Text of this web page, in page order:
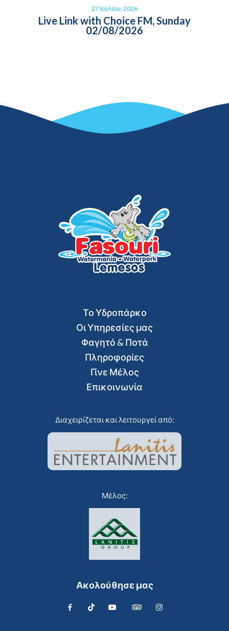
27 Ιουλίου, 2026
Live Link with Choice FM, Sunday
02/08/2026
Το Υδροπάρκο
Οι Υπηρεσίες μας
Φαγητό & Ποτά
Πληροφορίες
Γίνε Μέλος
Επικοινωνία
Διαχειρίζεται και λειτουργεί από:
Μέλος:
Ακολούθησε μας